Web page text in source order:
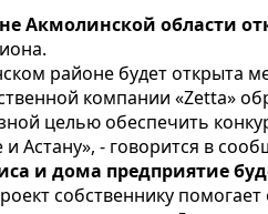
Акмолинской области
районе будет открыта
компании «Zetta»
целью обеспечить
и Астану», - говорится в
и дома предприятие
собственнику